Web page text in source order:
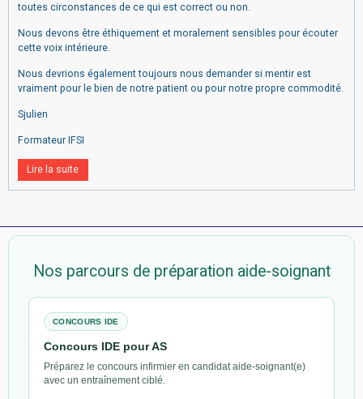
toutes circonstances de ce qui est correct ou non.
Nous devons être éthiquement et moralement sensibles pour écouter
cette voix intérieure.
Nous devrions également toujours nous demander si mentir est
vraiment pour le bien de notre patient ou pour notre propre commodité.
Sjulien
Formateur IFSI
Lire la suite
Nos parcours de préparation aide-soignant
CONCOURS IDE
Concours IDE pour AS
Préparez le concours infirmier en candidat aide-soignant(e)
avec un entraînement ciblé.